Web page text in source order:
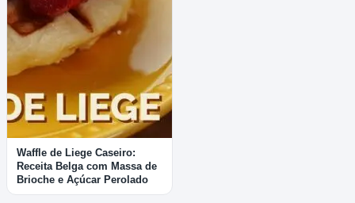
Waffle de Liege Caseiro:
Receita Belga com Massa de
Brioche e Açúcar Perolado